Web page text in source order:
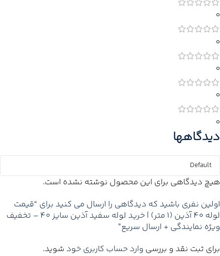
0
0
0
0
0
دیدگاهها
هیچ دیدگاهی برای این محصول نوشته نشده است.
اولین نفری باشید که دیدگاهی را ارسال می کنید برای “قیمت
لوله 40 آذین (1 متر) | خرید لوله سفید آذین سایز 40 – تخفیف
ویژه نمایندگی + ارسال سریع”
برای ثبت نقد و بررسی وارد حساب کاربری خود شوید.